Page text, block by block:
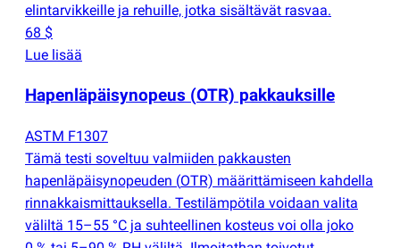
elintarvikkeille ja rehuille, jotka sisältävät rasvaa.
68 $
Lue lisää
Hapenläpäisynopeus (OTR) pakkauksille
ASTM F1307
Tämä testi soveltuu valmiiden pakkausten
hapenläpäisynopeuden (OTR) määrittämiseen kahdella
rinnakkaismittauksella. Testilämpötila voidaan valita
väliltä 15–55 °C ja suhteellinen kosteus voi olla joko